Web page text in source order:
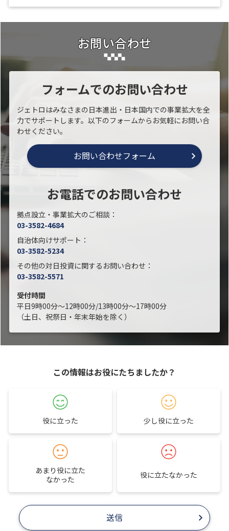
お問い合わせ
フォームでのお問い合わせ
ジェトロはみなさまの日本進出・日本国内での事業拡大を全
力でサポートします。以下のフォームからお気軽にお問い合
わせください。
お問い合わせフォーム
お電話でのお問い合わせ
拠点設立・事業拡大のご相談：
03-3582-4684
自治体向けサポート：
03-3582-5234
その他の対日投資に関するお問い合わせ：
03-3582-5571
受付時間
平日9時00分～12時00分/13時00分～17時00分
（土日、祝祭日・年末年始を除く）
この情報はお役にたちましたか？
役に立った 少し役に立った
あまり役に立た
なかった
役に立たなかった
送信